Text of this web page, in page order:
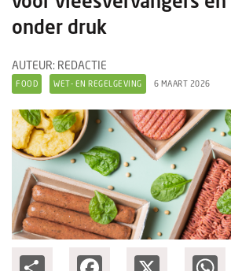
Ondernemen
Nieuwe lunchrooms
Columns
Groots ondernemen
onder druk
AUTEUR: REDACTIE
FOOD WET- EN REGELGEVING 6 MAART 2026
Facebook